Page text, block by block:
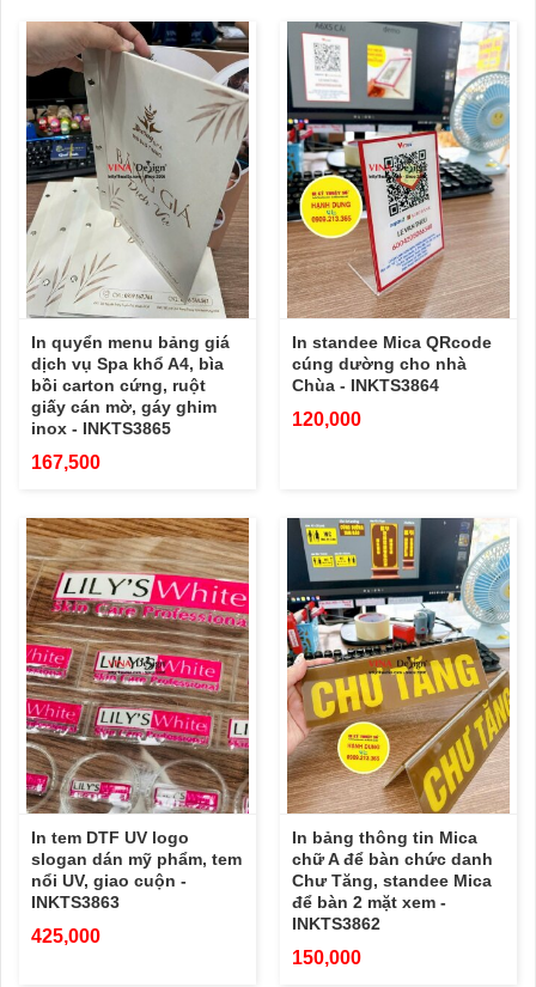
In quyển menu bảng giá
dịch vụ Spa khổ A4, bìa
bồi carton cứng, ruột
giấy cán mờ, gáy ghim
inox - INKTS3865
167,500
In standee Mica QRcode
cúng dường cho nhà
Chùa - INKTS3864
120,000
In tem DTF UV logo
slogan dán mỹ phẩm, tem
nổi UV, giao cuộn -
INKTS3863
425,000
In bảng thông tin Mica
chữ A để bàn chức danh
Chư Tăng, standee Mica
để bàn 2 mặt xem -
INKTS3862
150,000